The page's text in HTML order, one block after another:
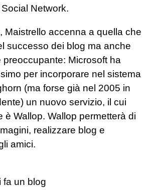
Network.
Maistrello accenna a quella che
successo dei blog ma anche
preoccupante: Microsoft ha
per incorporare nel sistema
(ma forse già nel 2005 in
un nuovo servizio, il cui
è Wallop. Wallop permetterà di
realizzare blog e
amici.
fa un blog